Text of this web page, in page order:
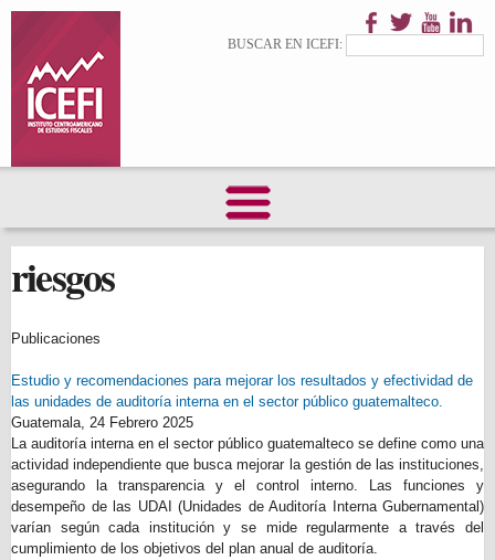
principalFormulario de
BUSCAR EN ICEFI:
riesgos
Publicaciones
Estudio y recomendaciones para mejorar los resultados y efectividad de
las unidades de auditoría interna en el sector público guatemalteco.
Guatemala, 24 Febrero 2025
La auditoría interna en el sector público guatemalteco se define como una
actividad independiente que busca mejorar la gestión de las instituciones,
asegurando la transparencia y el control interno. Las funciones y
desempeño de las UDAI (Unidades de Auditoría Interna Gubernamental)
varían según cada institución y se mide regularmente a través del
cumplimiento de los objetivos del plan anual de auditoría.